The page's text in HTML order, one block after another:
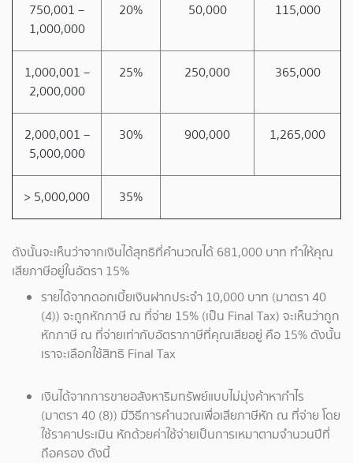
750,001 –
1,000,000
20% 50,000 115,000
1,000,001 –
2,000,000
25% 250,000 365,000
2,000,001 –
5,000,000
30% 900,000 1,265,000
> 5,000,000 35%
ดังนั้นจะเห็นว่าจากเงินได้สุทธิที่คำนวณได้ 681,000 บาท ทำให้คุณ
เสียภาษีอยู่ในอัตรา 15%
รายได้จากดอกเบี้ยเงินฝากประจำ 10,000 บาท (มาตรา 40
(4)) จะถูกหักภาษี ณ ที่จ่าย 15% (เป็น Final Tax) จะเห็นว่าถูก
หักภาษี ณ ที่จ่ายเท่ากับอัตราภาษีที่คุณเสียอยู่ คือ 15% ดังนั้น
เราจะเลือกใช้สิทธิ Final Tax
เงินได้จากการขายอสังหาริมทรัพย์แบบไม่มุ่งค้าหากำไร
(มาตรา 40 (8)) มีวิธีการคำนวณเพื่อเสียภาษีหัก ณ ที่จ่าย โดย
ใช้ราคาประเมิน หักด้วยค่าใช้จ่ายเป็นการเหมาตามจำนวนปีที่
ถือครอง ดังนี้